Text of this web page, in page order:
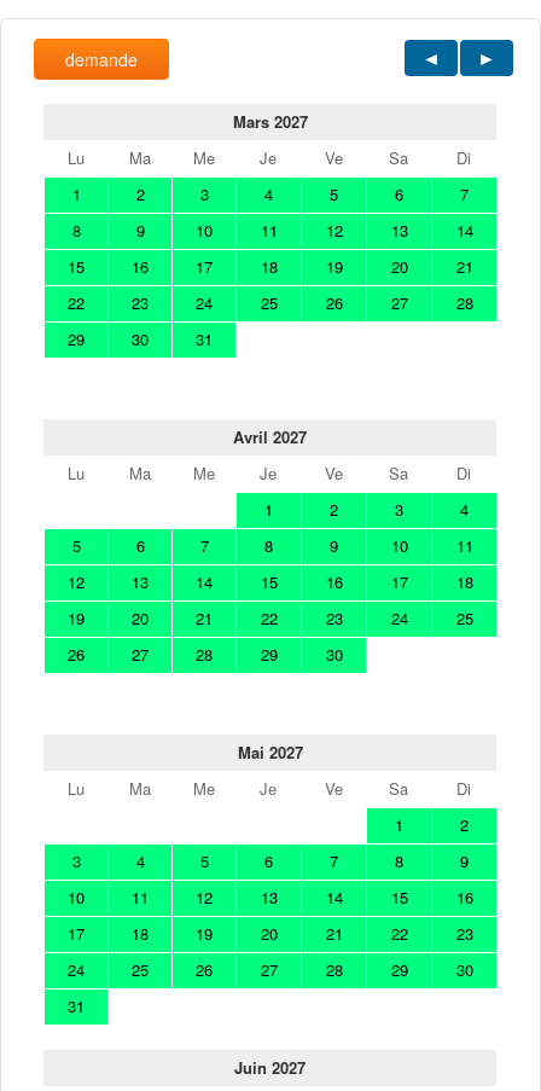
demande
Mars 2027
Lu
Ma Me Je Ve Sa
Di
1
2 3 4 5 6
7
8
9 10 11 12 13
14
15
16 17 18 19 20
21
22
23 24 25 26 27
28
29
30 31
Avril 2027
Lu
Ma Me Je Ve Sa
Di
1
2 3
4
5
6 7 8 9 10
11
12
13 14 15 16 17
18
19
20 21 22 23 24
25
26
27 28 29 30
Mai 2027
Lu
Ma Me Je Ve Sa
Di
1
2
3
4 5 6 7 8
9
10
11 12 13 14 15
16
17
18 19 20 21 22
23
24
25 26 27 28 29
30
31
Juin 2027